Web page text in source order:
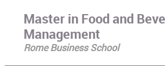
Master in Food and
Management
Rome Business School